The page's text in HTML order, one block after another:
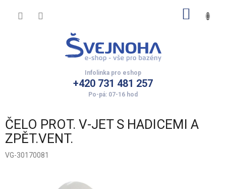
+420 731 481 257
ČELO PROT. V-JET S HADICEMI A
ZPĚT.VENT.
VG-30170081